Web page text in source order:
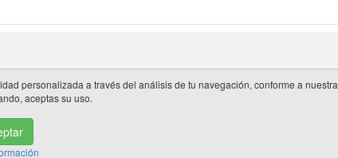
personalizada a través del análisis de tu navegación, conforme a nuestra
aceptas su uso.
| Información adicional